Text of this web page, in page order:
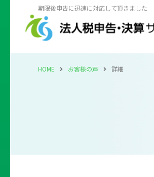
HOME お客様の声 詳細
期限後申告に迅速に対応して頂きました